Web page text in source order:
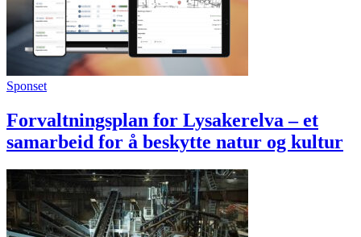
Sponset
Forvaltningsplan for Lysakerelva – et
samarbeid for å beskytte natur og kultur